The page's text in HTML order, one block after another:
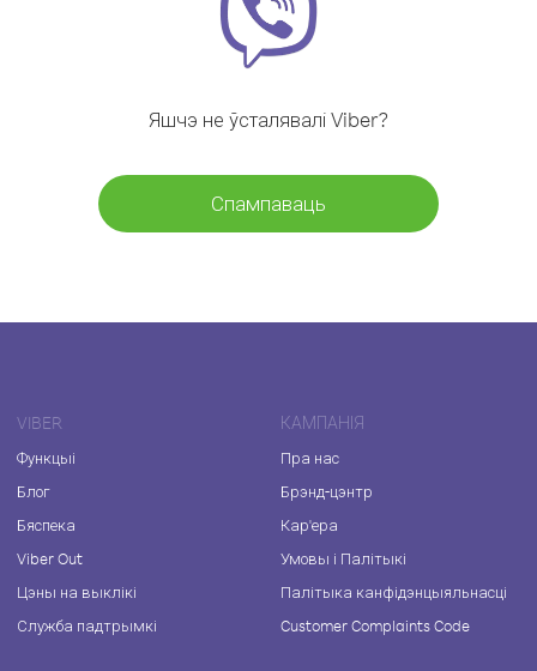
Яшчэ не ўсталявалі Viber?
Спампаваць
VIBER
Функцыі
Блог
Бяспека
Viber Out
Цэны на выклікі
Служба падтрымкі
КАМПАНІЯ
Пра нас
Брэнд-цэнтр
Кар'ера
Умовы і Палітыкі
Палітыка канфідэнцыяльнасці
Customer Complaints Code